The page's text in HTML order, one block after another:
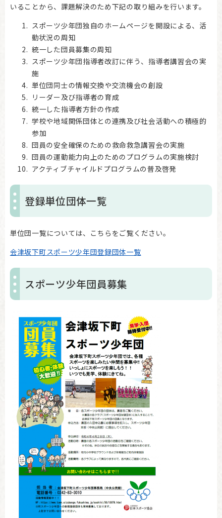
いることから、課題解決のため下記の取り組みを行います。
スポーツ少年団独自のホームページを開設による、活
動状況の周知
統一した団員募集の周知
スポーツ少年団指導者改訂に伴う、指導者講習会の実
施
単位団同士の情報交換や交流機会の創設
リーダー及び指導者の育成
統一した指導者方針の作成
学校や地域関係団体との連携及び社会活動への積極的
参加
団員の安全確保のための救命救急講習会の実施
団員の運動能力向上のためのプログラムの実施検討
アクティブチャイルドプログラムの普及啓発
登録単位団体一覧
単位団一覧については、こちらをご覧ください。
会津坂下町スポーツ少年団登録団体一覧
スポーツ少年団員募集